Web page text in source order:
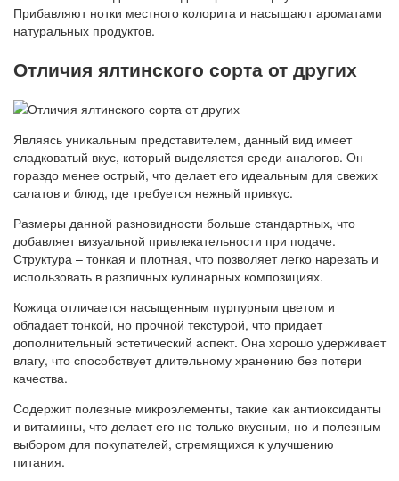
Прибавляют нотки местного колорита и насыщают ароматами
натуральных продуктов.
Отличия ялтинского сорта от других
Являясь уникальным представителем, данный вид имеет
сладковатый вкус, который выделяется среди аналогов. Он
гораздо менее острый, что делает его идеальным для свежих
салатов и блюд, где требуется нежный привкус.
Размеры данной разновидности больше стандартных, что
добавляет визуальной привлекательности при подаче.
Структура – тонкая и плотная, что позволяет легко нарезать и
использовать в различных кулинарных композициях.
Кожица отличается насыщенным пурпурным цветом и
обладает тонкой, но прочной текстурой, что придает
дополнительный эстетический аспект. Она хорошо удерживает
влагу, что способствует длительному хранению без потери
качества.
Содержит полезные микроэлементы, такие как антиоксиданты
и витамины, что делает его не только вкусным, но и полезным
выбором для покупателей, стремящихся к улучшению
питания.